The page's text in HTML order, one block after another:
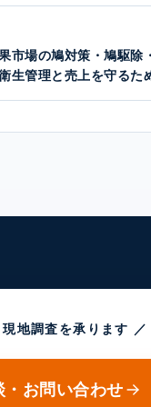
市場の鳩対策・鳩駆除
生管理と売上を守るた
地調査を承ります ／
・お問い合わせ